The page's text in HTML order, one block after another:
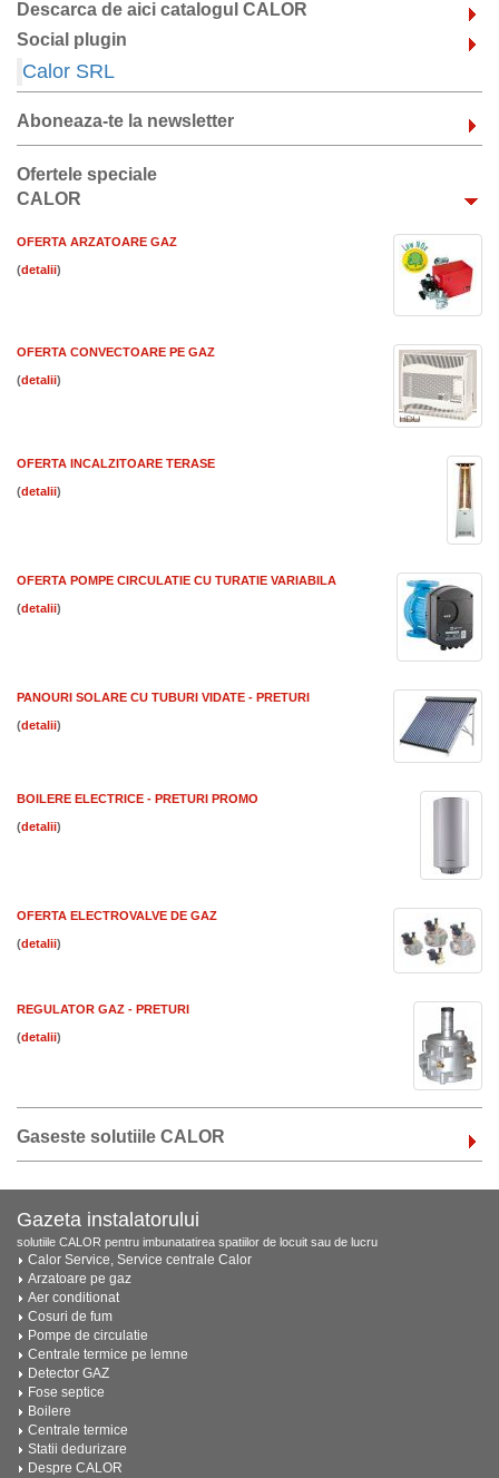
Descarca de aici catalogul CALOR
Social plugin
Calor SRL
Aboneaza-te la newsletter
Ofertele speciale
CALOR
OFERTA ARZATOARE GAZ
( )
OFERTA CONVECTOARE PE GAZ
( )
OFERTA INCALZITOARE TERASE
( )
OFERTA POMPE CIRCULATIE CU TURATIE VARIABILA
( )
PANOURI SOLARE CU TUBURI VIDATE - PRETURI
( )
BOILERE ELECTRICE - PRETURI PROMO
( )
OFERTA ELECTROVALVE DE GAZ
( )
REGULATOR GAZ - PRETURI
( )
Gaseste solutiile CALOR
Gazeta instalatorului
solutiile CALOR pentru imbunatatirea spatiilor de locuit sau de lucru
Calor Service, Service centrale Calor
Arzatoare pe gaz
Aer conditionat
Cosuri de fum
Pompe de circulatie
Centrale termice pe lemne
Detector GAZ
Fose septice
Boilere
Centrale termice
Statii dedurizare
Despre CALOR